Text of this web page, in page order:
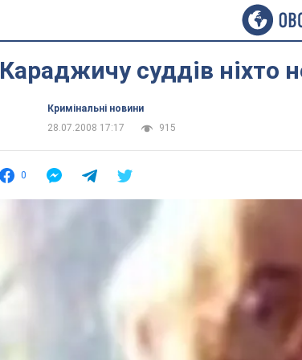
Караджичу суддів ніхто
Кримінальні новини
28.07.2008 17:17
915
0